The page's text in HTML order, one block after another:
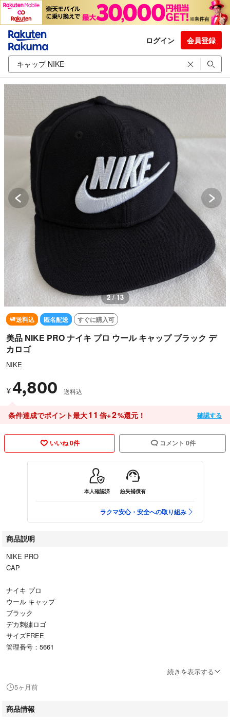
ログイン 会員登録
3 / 13
送料込 匿名配送 すぐに購入可
美品 NIKE PRO ナイキ プロ ウール キャップ ブラック デ
カロゴ
NIKE
¥4,800 送料込
条件達成でポイント最大11 倍+2%還元！ 確認する
いいね 0件 コメント 0件
本人確認済 紛失補償有
ラクマ安心・安全への取り組み
商品説明
NIKE PRO
CAP
ナイキ プロ
ウール キャップ
ブラック
デカ刺繍ロゴ
サイズFREE
管理番号：5661
ツバの裏側と、おでこが当たる内側部に色褪せが有ります。
その他、あくまでも中古品のため記載に無い汚れ、匂い等がある場合が御
続きを表示する
5ヶ月前
商品情報